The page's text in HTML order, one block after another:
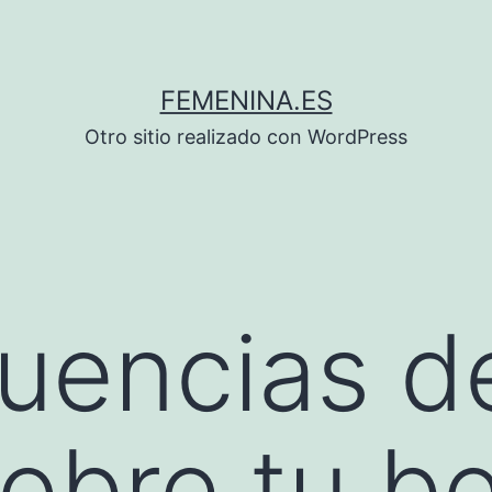
FEMENINA.ES
Otro sitio realizado con WordPress